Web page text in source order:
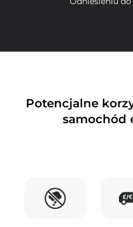
Potencjalne
samochód